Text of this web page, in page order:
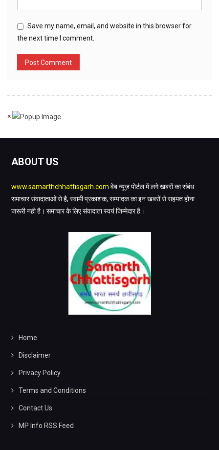
Save my name, email, and website in this browser for
the next time I comment.
×
ABOUT US
www.samarthchhattisgarh.com वेब न्यूज़ पोर्टल में लगे खबरों का संबंध
समाचार संवादाताओं से है, स्वामी प्रकाशक, सम्पादक का इन खबरों से सहमत होना
जरूरी नही है। समाचार के लिए संवादाता स्वयं जिम्मेदार है।
Home
Disclaimer
Privacy Policy
Terms and Conditions
Contact Us
MP Info RSS Feed